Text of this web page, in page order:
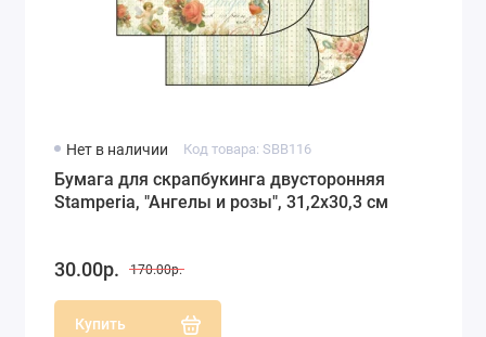
Нет в наличии Код товара: SBB116
Бумага для скрапбукинга двусторонняя
Stamperia, "Ангелы и розы", 31,2х30,3 см
30.00р. 170.00р.
Купить